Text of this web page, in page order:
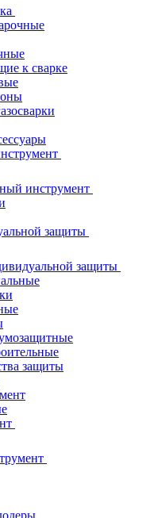
к сварке
инструмент
защиты
защиты
защиты